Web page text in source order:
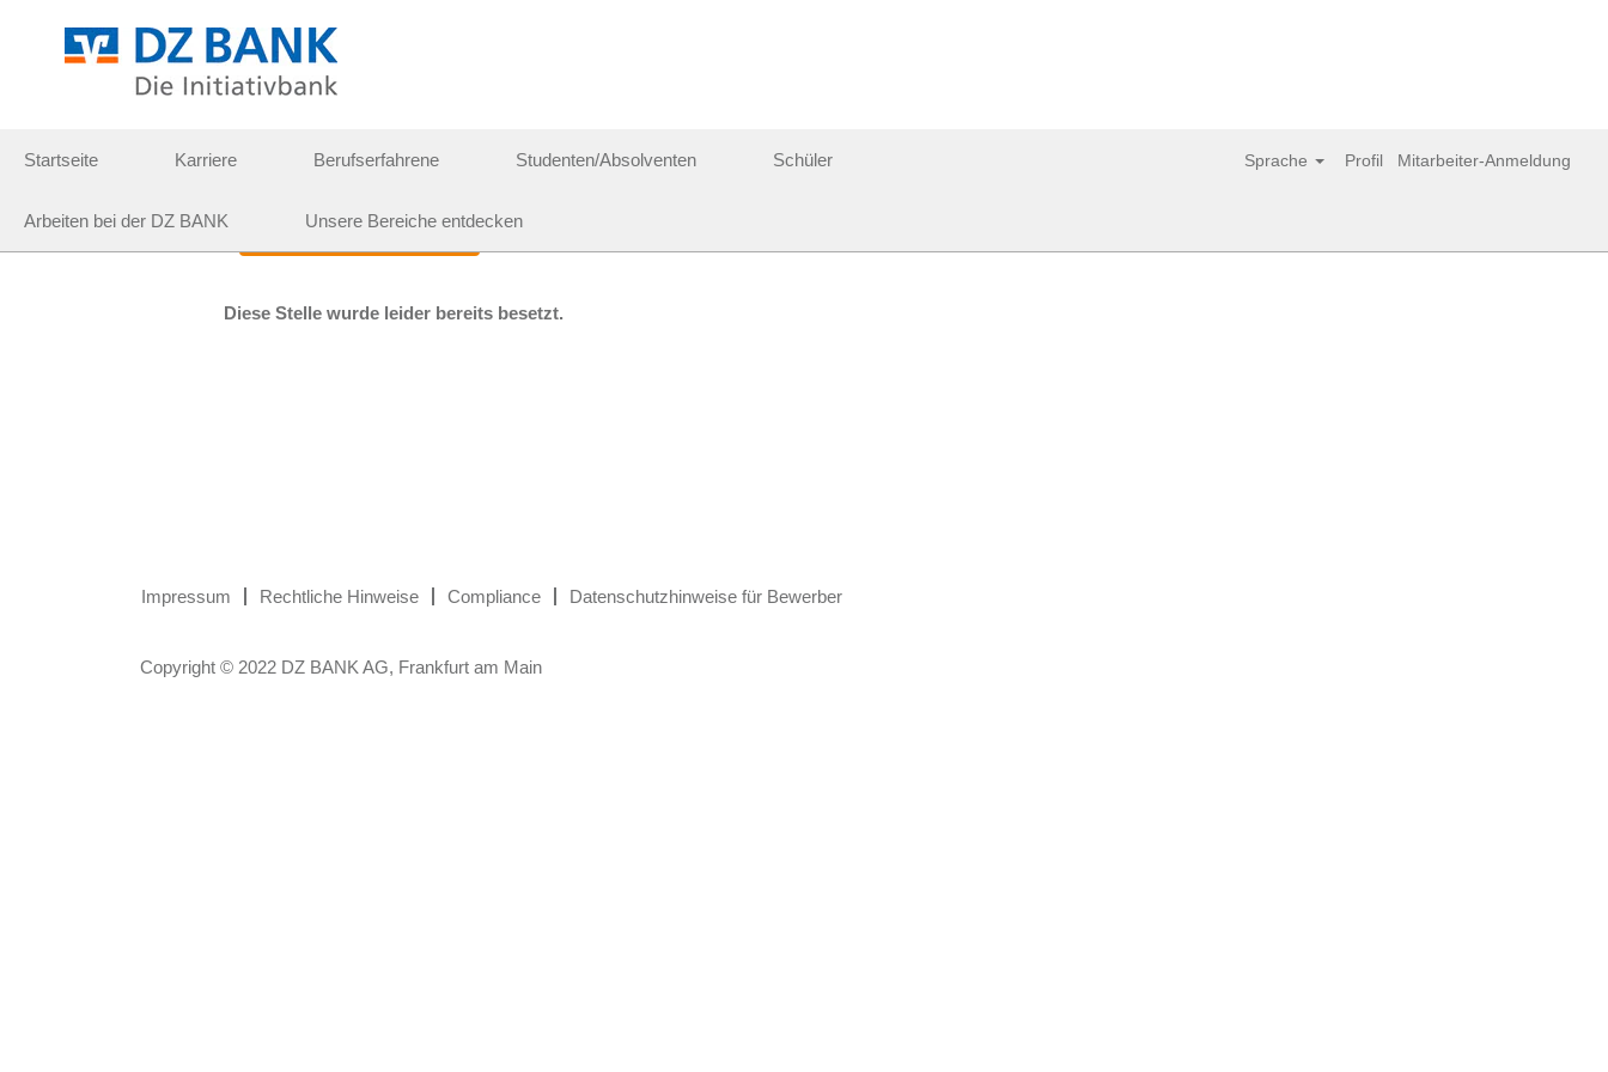
Startseite Karriere Berufserfahrene Studenten/Absolventen Schüler Sprache Profil Mitarbeiter-Anmeldung
Arbeiten bei der DZ BANK Unsere Bereiche entdecken
Weitere Suchoptionen
Diese Stelle wurde leider bereits besetzt.
Impressum Rechtliche Hinweise Compliance Datenschutzhinweise für Bewerber
Copyright © 2022 DZ BANK AG, Frankfurt am Main